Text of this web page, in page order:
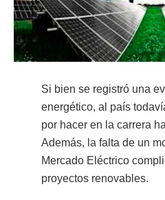
Si bien se registró una
energético, al país
por hacer en la carrera
Además, la falta de un
Mercado Eléctrico
proyectos renovables.